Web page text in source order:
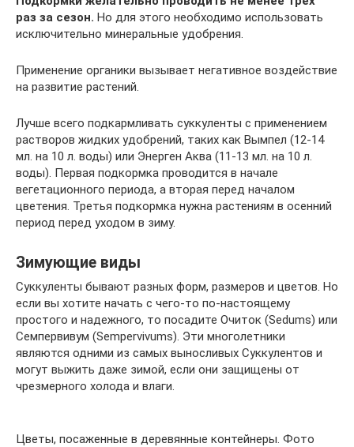
раз за сезон. Но для этого необходимо использовать
исключительно минеральные удобрения.
Применение органики вызывает негативное воздействие
на развитие растений.
Лучше всего подкармливать суккуленты с применением
растворов жидких удобрений, таких как Вымпел (12-14
мл. на 10 л. воды) или Энерген Аква (11-13 мл. на 10 л.
воды). Первая подкормка проводится в начале
вегетационного периода, а вторая перед началом
цветения. Третья подкормка нужна растениям в осенний
период перед уходом в зиму.
Зимующие виды
Суккуленты бывают разных форм, размеров и цветов. Но
если вы хотите начать с чего-то по-настоящему
простого и надежного, то посадите Очиток (Sedums) или
Семпервивум (Sempervivums). Эти многолетники
являются одними из самых выносливых Суккулентов и
могут выжить даже зимой, если они защищены от
чрезмерного холода и влаги.
Цветы, посаженные в деревянные контейнеры. Фото